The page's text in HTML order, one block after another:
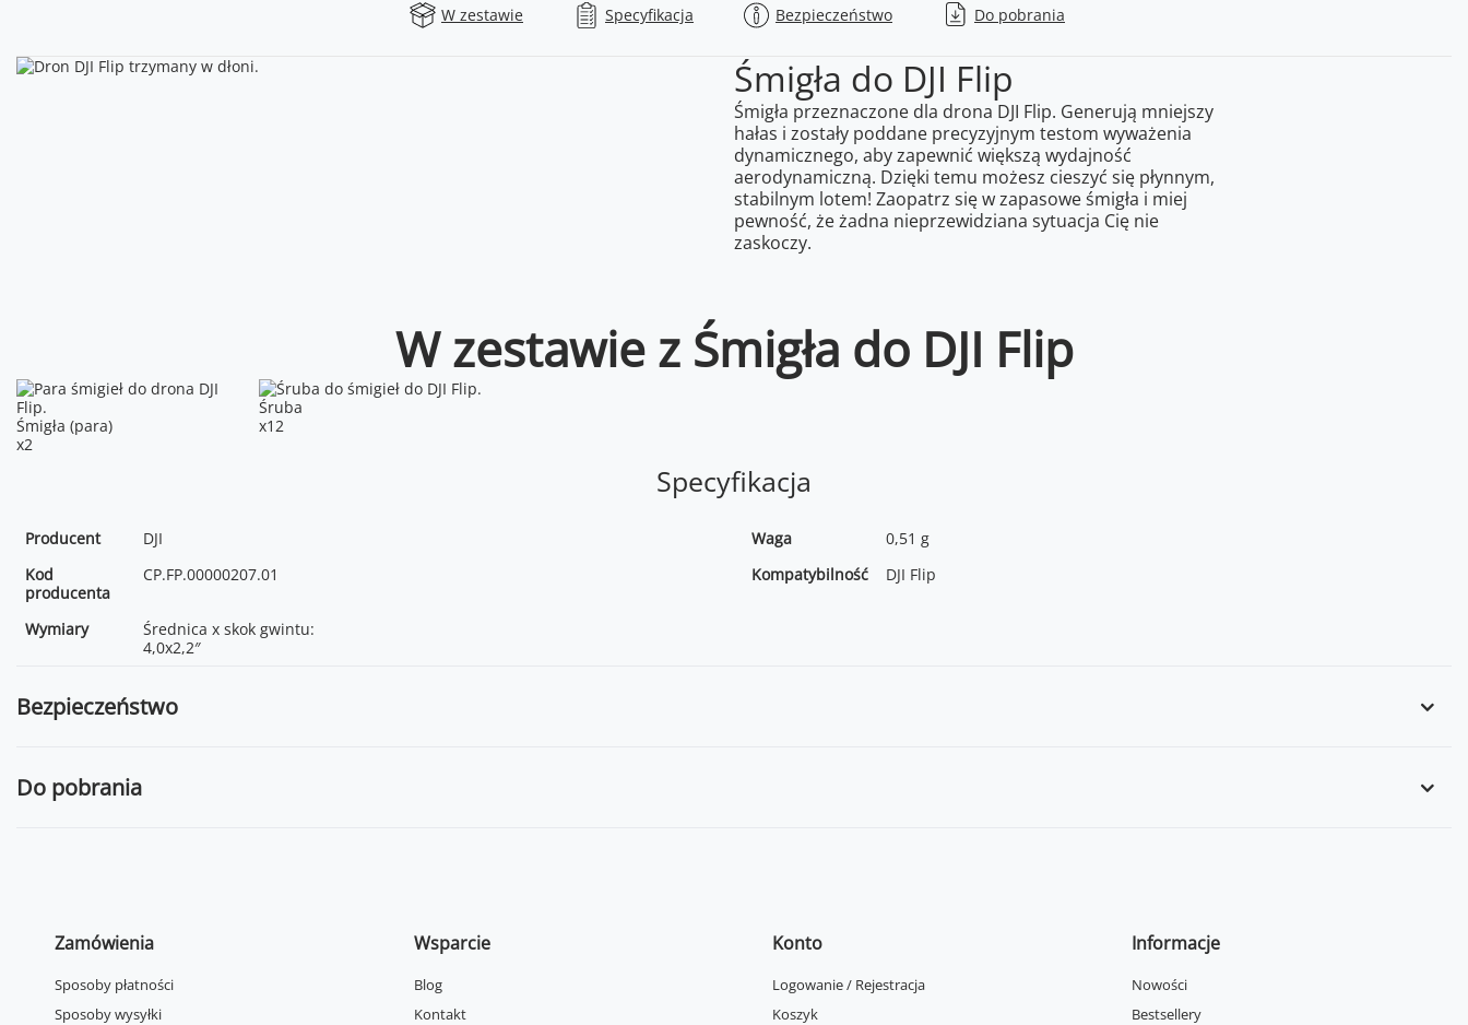
W zestawie Specyfikacja Bezpieczeństwo Do pobrania
Śmigła do DJI Flip
Śmigła przeznaczone dla drona DJI Flip. Generują mniejszy
hałas i zostały poddane precyzyjnym testom wyważenia
dynamicznego, aby zapewnić większą wydajność
aerodynamiczną. Dzięki temu możesz cieszyć się płynnym,
stabilnym lotem! Zaopatrz się w zapasowe śmigła i miej
pewność, że żadna nieprzewidziana sytuacja Cię nie
zaskoczy.
W zestawie z Śmigła do DJI Flip
Śmigła (para)
x2
Śruba
x12
Specyfikacja
Producent
DJI
Kod
producenta
CP.FP.00000207.01
Wymiary
Średnica x skok gwintu:
4,0x2,2″
Waga
0,51 g
Kompatybilność
DJI Flip
Bezpieczeństwo
Do pobrania
Zamówienia
Sposoby płatności
Sposoby wysyłki
Wsparcie
Blog
Kontakt
Konto
Logowanie / Rejestracja
Koszyk
Informacje
Nowości
Bestsellery